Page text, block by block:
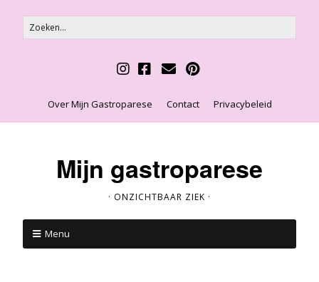
Over Mijn Gastroparese Contact Privacybeleid
Mijn gastroparese
· ONZICHTBAAR ZIEK ·
Menu